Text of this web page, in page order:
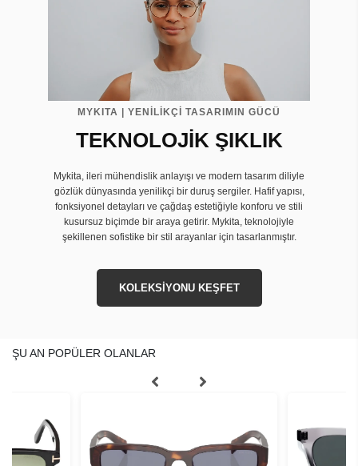
MYKITA | YENİLİKÇİ TASARIMIN GÜCÜ
TEKNOLOJİK ŞIKLIK
Mykita, ileri mühendislik anlayışı ve modern tasarım diliyle
gözlük dünyasında yenilikçi bir duruş sergiler. Hafif yapısı,
fonksiyonel detayları ve çağdaş estetiğiyle konforu ve stili
kusursuz biçimde bir araya getirir. Mykita, teknolojiyle
şekillenen sofistike bir stil arayanlar için tasarlanmıştır.
KOLEKSİYONU KEŞFET
ŞU AN POPÜLER OLANLAR